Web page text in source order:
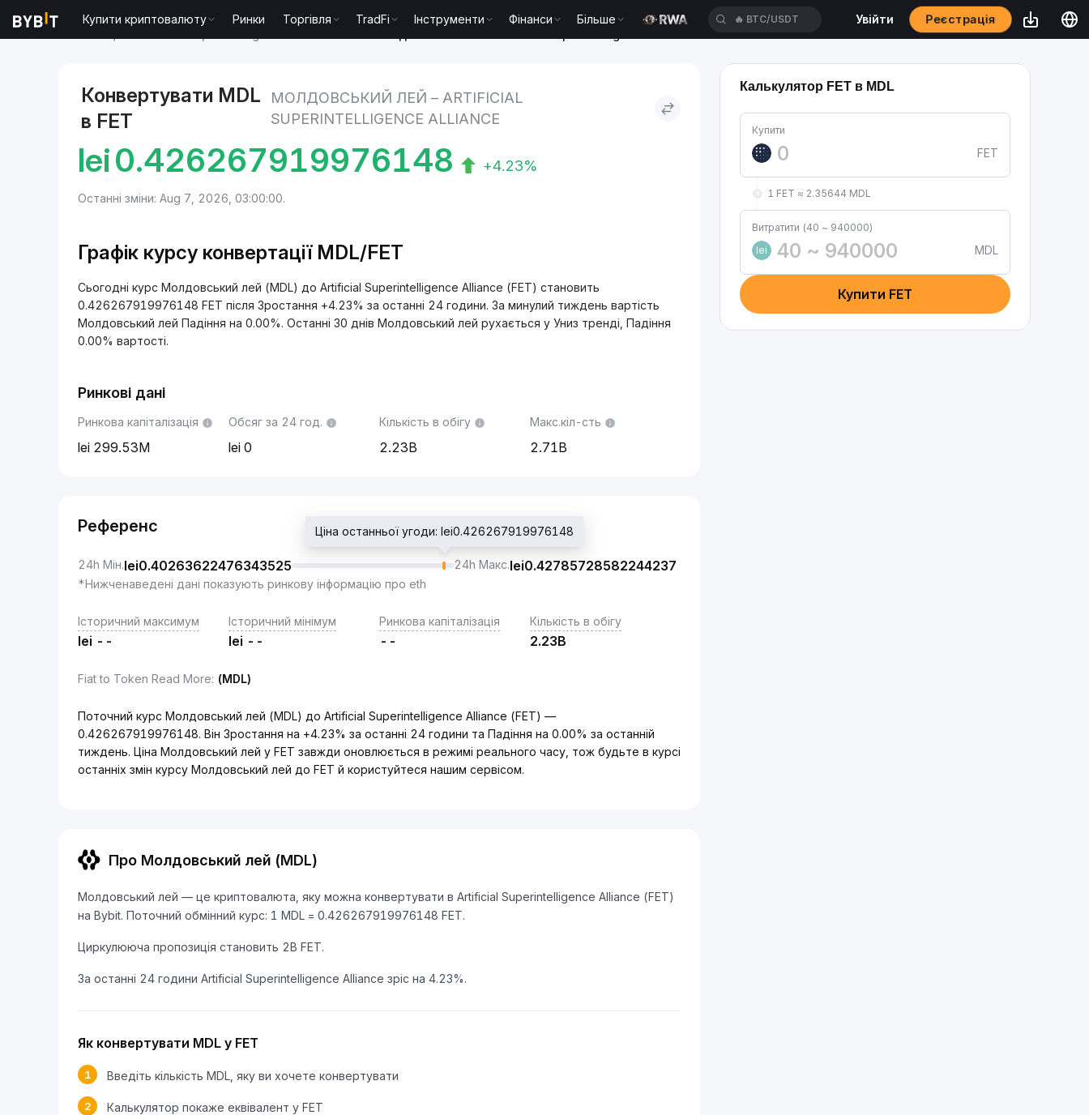
Купити криптовалюту Ринки Торгівля TradFi Інструменти Фінанси Більше 🔥 BTC/USDT Увійти Реєстрація
Конвертувати MDL
в FET
МОЛДОВСЬКИЙ ЛЕЙ – ARTIFICIAL
SUPERINTELLIGENCE ALLIANCE
lei0.426267919976148 +4.23%
Останні зміни: Aug 7, 2026, 03:00:00.
Графік курсу конвертації MDL/FET
Сьогодні курс Молдовський лей (MDL) до Artificial Superintelligence Alliance (FET) становить
0.426267919976148 FET після Зростання +4.23% за останні 24 години. За минулий тиждень вартість
Молдовський лей Падіння на 0.00%. Останні 30 днів Молдовський лей рухається у Униз тренді, Падіння
0.00% вартості.
Ринкові дані
Ринкова капіталізація
299.53M
Обсяг за 24 год.
0
Кількість в обігу
2.23B
Макс.кіл-сть
2.71B
Референс
24h Мін.lei0.40263622476343525
Ціна останньої угоди: lei0.426267919976148
24h Макс.lei0.42785728582244237
*Нижченаведені дані показують ринкову інформацію про eth
Історичний максимум
lei --
Історичний мінімум
lei --
Ринкова капіталізація
--
Кількість в обігу
2.23B
Fiat to Token Read More: (MDL)
Поточний курс Молдовський лей (MDL) до Artificial Superintelligence Alliance (FET) —
0.426267919976148. Він Зростання на +4.23% за останні 24 години та Падіння на 0.00% за останній
тиждень. Ціна Молдовський лей у FET завжди оновлюється в режимі реального часу, тож будьте в курсі
останніх змін курсу Молдовський лей до FET й користуйтеся нашим сервісом.
Про Молдовський лей (MDL)
Молдовський лей — це криптовалюта, яку можна конвертувати в Artificial Superintelligence Alliance (FET)
на Bybit. Поточний обмінний курс: 1 MDL = 0.426267919976148 FET.
Циркулююча пропозиція становить 2B FET.
За останні 24 години Artificial Superintelligence Alliance зріс на 4.23%.
Як конвертувати MDL у FET
1 Введіть кількість MDL, яку ви хочете конвертувати
2 Калькулятор покаже еквівалент у FET
Калькулятор FET в MDL
Купити
FET
1 FET ≈ 2.35644 MDL
Витратити (40 ~ 940000)
lei
MDL
Купити FET